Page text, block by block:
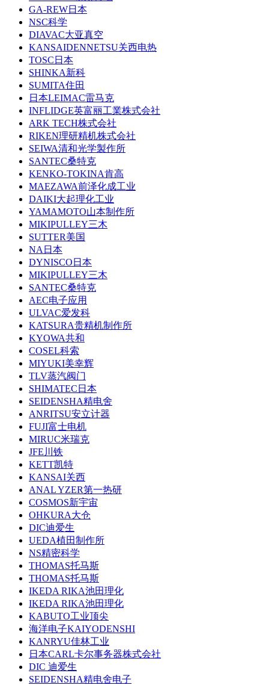
GA-REW日本
NSC科学
DIAVAC大亚真空
KANSAIDENNETSU关西电热
TOSC日本
SHINKA新科
SUMITA住田
日本LEIMAC雷马克
INFLIDGE英富丽工業株式会社
ARK TECH株式会社
RIKEN理研精机株式会社
SEIWA清和光学製作所
SANTEC桑特克
KENKO-TOKINA肯高
MAEZAWA前泽化成工业
DAIKI大起理化工业
YAMAMOTO山本制作所
MIKIPULLEY三木
SUTTER美国
NA日本
DYNISCO日本
MIKIPULLEY三木
SANTEC桑特克
AEC电子应用
ULVAC爱发科
KATSURA贵精机制作所
KYOWA共和
COSEL科索
MIYUKI美幸辉
TLV蒸汽阀门
SHIMATEC日本
SEIDENSHA精电舍
ANRITSU安立计器
FUJI富士电机
MIRUC米瑞克
JFE川铁
KETT凯特
KANSAI关西
ANAL YZER第一热研
COSMOS新宇宙
OHKURA大仓
DIC迪爱生
UEDA植田制作所
NS精密科学
THOMAS托马斯
THOMAS托马斯
IKEDA RIKA池田理化
IKEDA RIKA池田理化
KABUTO工业顶尖
海洋电子KAIYODENSHI
KANRYU佳林工业
日本CARL卡尔事务器株式会社
DIC 迪爱生
SEIDENSHA精电舍电子